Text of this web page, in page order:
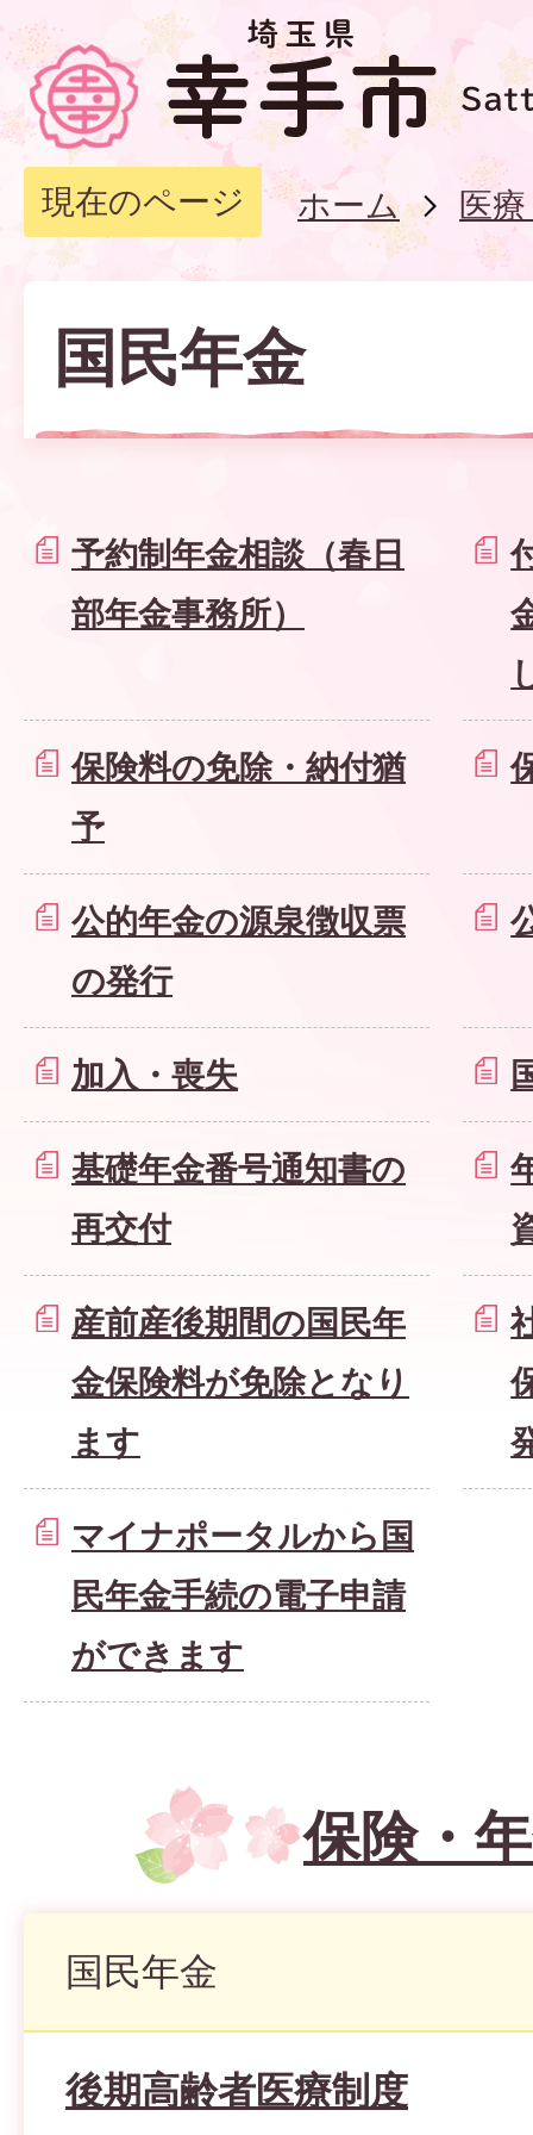
現在のページ ホーム 医
国民年金
予約制年金相談（春日
部年金事務所）
保険料の免除・納付猶
予
公的年金の源泉徴収票
の発行
加入・喪失
基礎年金番号通知書の
再交付
産前産後期間の国民年
金保険料が免除となり
ます
マイナポータルから国
民年金手続の電子申請
ができます
保険・
国民年金
後期高齢者医療制度